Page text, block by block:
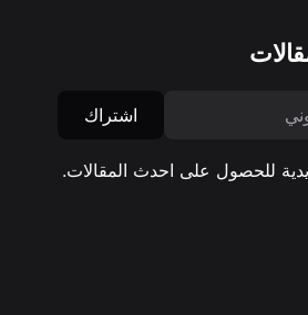
اشتراك
للحصول على احدث المقالات.